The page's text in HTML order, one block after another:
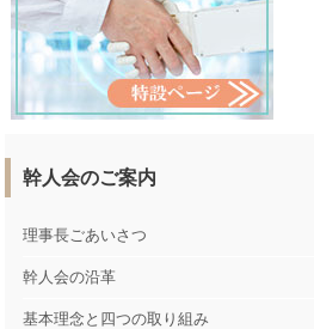
幹人会のご案内
理事長ごあいさつ
幹人会の沿革
基本理念と四つの取り組み